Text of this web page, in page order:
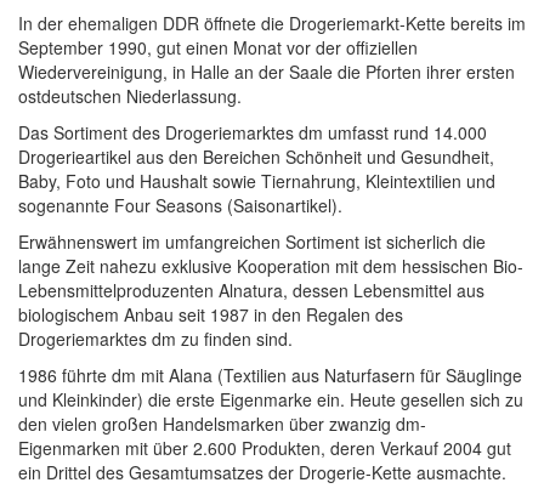
In der ehemaligen DDR öffnete die Drogeriemarkt-Kette bereits im
September 1990, gut einen Monat vor der offiziellen
Wiedervereinigung, in Halle an der Saale die Pforten ihrer ersten
ostdeutschen Niederlassung.
Das Sortiment des Drogeriemarktes dm umfasst rund 14.000
Drogerieartikel aus den Bereichen Schönheit und Gesundheit,
Baby, Foto und Haushalt sowie Tiernahrung, Kleintextilien und
sogenannte Four Seasons (Saisonartikel).
Erwähnenswert im umfangreichen Sortiment ist sicherlich die
lange Zeit nahezu exklusive Kooperation mit dem hessischen Bio-
Lebensmittelproduzenten Alnatura, dessen Lebensmittel aus
biologischem Anbau seit 1987 in den Regalen des
Drogeriemarktes dm zu finden sind.
1986 führte dm mit Alana (Textilien aus Naturfasern für Säuglinge
und Kleinkinder) die erste Eigenmarke ein. Heute gesellen sich zu
den vielen großen Handelsmarken über zwanzig dm-
Eigenmarken mit über 2.600 Produkten, deren Verkauf 2004 gut
ein Drittel des Gesamtumsatzes der Drogerie-Kette ausmachte.